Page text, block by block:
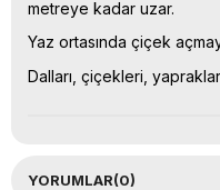
metreye kadar uzar.
Yaz ortasında çiçek
Dalları, çiçekleri,
YORUMLAR(0)